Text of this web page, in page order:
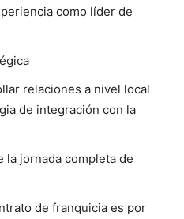
como líder de
relaciones a nivel local
de integración con la
la jornada completa de
de franquicia es por